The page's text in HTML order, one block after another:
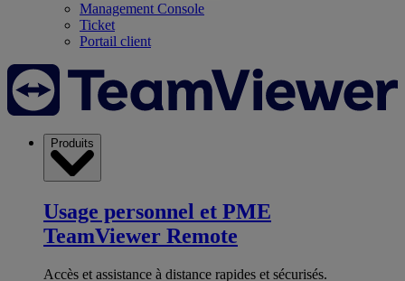
Management Console
Ticket
Portail client
Produits
Usage personnel et PME
TeamViewer Remote
Accès et assistance à distance rapides et sécurisés.